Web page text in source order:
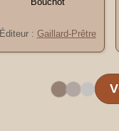
Éditeur : Gaillard-Prêtre